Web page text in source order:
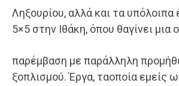
Ληξουρίου, αλλά και τα υπόλοιπα
5×5 στην Ιθάκη, όπου θαγίνει
παρέμβαση με παράλληλη
ξοπλισμού. Έργα, ταοποία εμείς